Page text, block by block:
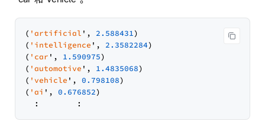
( 'artificial ', 2.588431)
( 'intelligence ', 2.3582284)
( 'car ', 1.590975)
( 'automotive ', 1.4835068)
( 'vehicle ', 0.798108)
( 'ai ', 0.676852)